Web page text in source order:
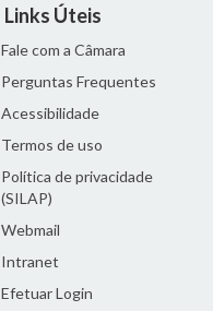
Links Úteis
Fale com a Câmara
Perguntas Frequentes
Acessibilidade
Termos de uso
Política de privacidade
(SILAP)
Webmail
Intranet
Efetuar Login